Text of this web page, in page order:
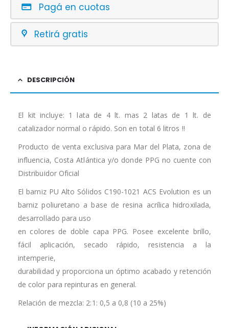
Pagá en cuotas
Retirá gratis
DESCRIPCIÓN
El kit incluye: 1 lata de 4 lt. mas 2 latas de 1 lt. de
catalizador normal o rápido. Son en total 6 litros !!
Producto de venta exclusiva para Mar del Plata, zona de
influencia, Costa Atlántica y/o donde PPG no cuente con
Distribuidor Oficial
El barniz PU Alto Sólidos C190-1021 ACS Evolution es un
barniz poliuretano a base de resina acrílica hidroxilada,
desarrollado para uso
en colores de doble capa PPG. Posee excelente brillo,
fácil aplicación, secado rápido, resistencia a la
intemperie,
durabilidad y proporciona un óptimo acabado y retención
de color para repinturas en general.
Relación de mezcla: 2:1: 0,5 a 0,8 (10 a 25%)